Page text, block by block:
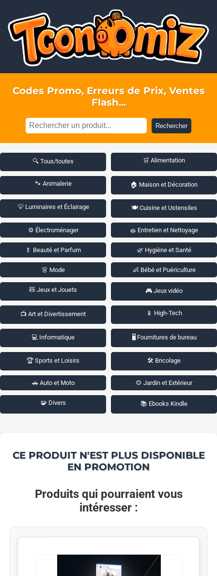
Codes Promo, Erreurs de Prix, Ventes
Flash...
Rechercher
🔍 Tous/toutes 🛒 Alimentation
🐾 Animalerie 🏠 Maison et Décoration
💡 Luminaires et Éclairage 🍽️ Cuisine et Ustensiles
⚙️ Électroménager 🧽 Entretien et Nettoyage
💄 Beauté et Parfum 🌿 Hygiène et Santé
👗 Mode 👶 Bébé et Puériculture
🧸 Jeux et Jouets 🎮 Jeux vidéo
📺 Art et Divertissement 📱 High-Tech
💻 Informatique 🖥️ Fournitures de bureau
🏆 Sports et Loisirs 🛠️ Bricolage
🚗 Auto et Moto 🌻 Jardin et Extérieur
🧩 Divers 📚 Ebooks Kindle
CE PRODUIT N'EST PLUS DISPONIBLE
EN PROMOTION
Produits qui pourraient vous
intéresser :